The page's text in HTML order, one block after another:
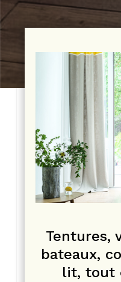
d'illustration
Tentures,
bateaux,
lit, tout